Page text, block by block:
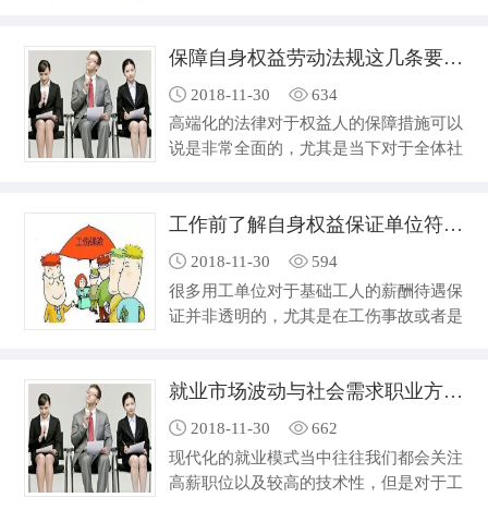
事，但是对于正常工作岗位来说，必要的
打好关系。因为随着现代化企业管理的结
构逐渐转向了扁平化和多连接环节化的趋
势，人与人的沟通技术越来越成为工作环
以达…
保障自身权益劳动法规这几条要熟记
2018-11-30
634
高端化的法律对于权益人的保障措施可以
说是非常全面的，尤其是当下对于全体社
用法律武器维护自身权益的水平也是越来
越高，不过对于刚刚进入社会的毕业生群
体来说，还属于对于很多社会问题缺乏良
好的解决方法的阶段，在这种时候通过对
于相关法规的了解能够有效的帮助毕业生
自身…
工作前了解自身权益保证单位符合劳动法规
2018-11-30
594
很多用工单位对于基础工人的薪酬待遇保
证并非透明的，尤其是在工伤事故或者是
人们都应该有所戒备。比如从技术型学校
毕业的学生在进入招聘会的过程中就应该
对的权益政策有所了解，如果不符合相关
规定那么就应该谨慎对待这样的招聘企
业，保证自身权益不会受到侵害。一般来
就业市场波动与社会需求职业方向相关
2018-11-30
662
现代化的就业模式当中往往我们都会关注
高薪职位以及较高的技术性，但是对于工